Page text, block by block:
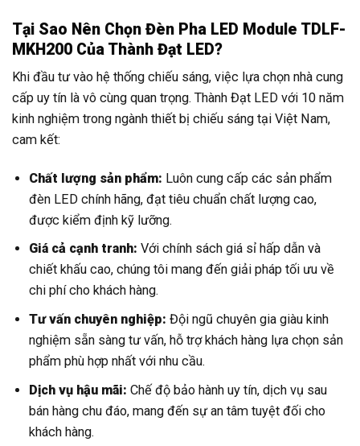
Tại Sao Nên Chọn Đèn Pha LED Module TDLF-
MKH200 Của Thành Đạt LED?
Khi đầu tư vào hệ thống chiếu sáng, việc lựa chọn nhà cung
cấp uy tín là vô cùng quan trọng. Thành Đạt LED với 10 năm
kinh nghiệm trong ngành thiết bị chiếu sáng tại Việt Nam,
cam kết:
Chất lượng sản phẩm: Luôn cung cấp các sản phẩm
đèn LED chính hãng, đạt tiêu chuẩn chất lượng cao,
được kiểm định kỹ lưỡng.
Giá cả cạnh tranh: Với chính sách giá sỉ hấp dẫn và
chiết khấu cao, chúng tôi mang đến giải pháp tối ưu về
chi phí cho khách hàng.
Tư vấn chuyên nghiệp: Đội ngũ chuyên gia giàu kinh
nghiệm sẵn sàng tư vấn, hỗ trợ khách hàng lựa chọn sản
phẩm phù hợp nhất với nhu cầu.
Dịch vụ hậu mãi: Chế độ bảo hành uy tín, dịch vụ sau
bán hàng chu đáo, mang đến sự an tâm tuyệt đối cho
khách hàng.